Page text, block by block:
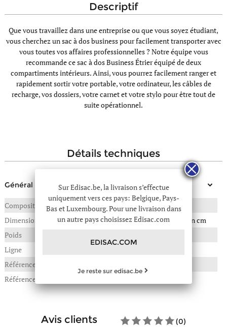
descriptif
Que vous travaillez dans une entreprise ou que vous soyez étudiant,
vous cherchez un sac à dos business pour facilement transporter avec
vous toutes vos affaires professionnelles ? Notre équipe vous
recommande ce sac à dos Business Étrier équipé de deux
compartiments intérieurs. Ainsi, vous pourrez facilement ranger et
rapidement sortir votre portable, votre ordinateur, les câbles de
recharge, vos dossiers, votre carnet et votre stylo pour être tout de
suite opérationnel.
détails techniques
Général
Composition
Textile garni cuir
Dimensions
28(L) x 12(P) x 38(H) en cm
Poids
Ligne
Référence :
Référence fournisseur
avis clients (0)
Sur Edisac.be, la livraison s’effectue
uniquement vers ces pays: Belgique, Pays-
Bas et Luxembourg. Pour une livraison dans
un autre pays choisissez Edisac.com
EDISAC.COM
Je reste sur edisac.be